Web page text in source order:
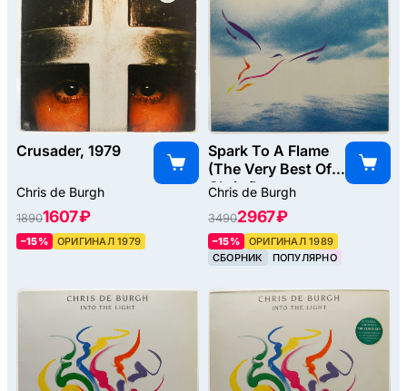
Crusader, 1979
Chris de Burgh
18901607 ₽
–15% ОРИГИНАЛ 1979
Spark To A Flame
(The Very Best Of
Chris De
Burgh), 1989
Chris de Burgh
34902967 ₽
–15%
ОРИГИНАЛ 1989
СБОРНИК
ПОПУЛЯРНО